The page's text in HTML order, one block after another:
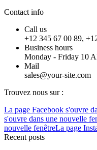
Contact info
Call us
+12 345 67 00 89,
Business hours
Monday - Friday 10
Mail
sales@your-site.com
Trouvez nous sur :
La page Facebook s'ouvre
s'ouvre dans une nouvelle
nouvelle fenêtreLa page
Recent posts